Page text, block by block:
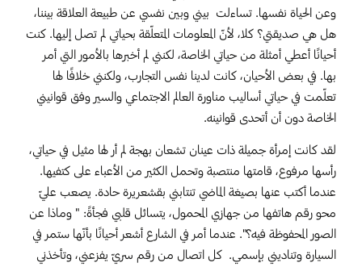
وعن الحياة نفسها. تساءلت بيني وبين نفسي عن طبيعة العلاقة بيننا،
هل هي صديقتي؟ كلا، لأنّ المعلومات المتعلّقة بحياتي لم تصل إليها. كنت
أحيانًا أعطي أمثلة من حياتي الخاصة، لكنني لم أخبرها بالأمور التي أمر
بها. في بعض الأحيان، كانت لدينا نفس التجارب، ولكنني خلافًا لها
تعلّمت في حياتي أساليب مناورة العالم الاجتماعي والسير وفق قوانيني
الخاصة دون أن أتحدى قوانينه.
لقد كانت إمرأة جميلة ذات عينان تشعان بهجة لم أر لها مثيل في حياتي،
رأسها مرفوع، قامتها منتصبة وتحمل الكثير من الأعباء على كتفيها.
عندما أكتب عنها بصيغة الماضي تنتابني بقشعريرة حادة. يصعب عليّ
محو رقم هاتفها من جهازي المحمول، يتسائل قلبي فجأةً: " وماذا عن
الصور المحفوظة فيه؟". عندما أمر في الشارع أشعر أحيانًا بأنّها ستمر في
السيارة وتناديني بإسمي. كل اتصال من رقم سريّ يفزعني، وتأخذني